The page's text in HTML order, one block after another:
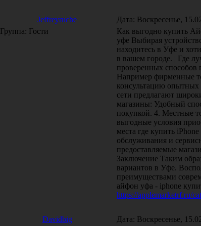
Jeffreyruche Дата: Воскресенье,
Группа: Гости
Как выгодно купить
уфе Выбирая
находитесь в Уфе и
в вашем городе. ¦ Где
проверенных способов
Например фирменные
консультацию опытных
сети предлагают
магазины: Удобный
покупкой. 4. Местные
выгодные условия
места где купить
обслуживания и
предоставляемые
Заключение Таким
вариантов в Уфе.
преимуществами
айфон уфа - iphone
https://applemarketrf.ru/
Davidbig Дата: Воскресенье,